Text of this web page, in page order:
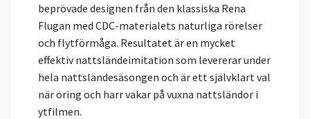
beprövade designen från den klassiska Rena
Flugan med CDC-materialets naturliga rörelser
och flytförmåga. Resultatet är en mycket
effektiv nattsländeimitation som levererar under
hela nattsländesäsongen och är ett självklart val
när öring och harr vakar på vuxna nattsländor i
ytfilmen.